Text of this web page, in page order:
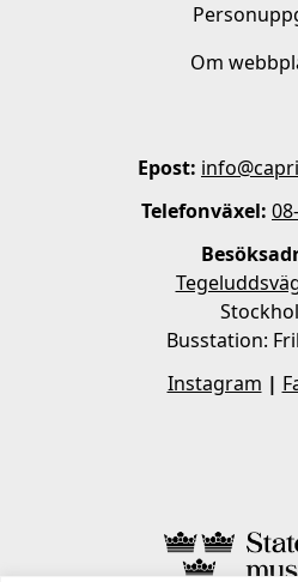
Om
Epost:
Telefonväxel:
Busstation:
Instagram |